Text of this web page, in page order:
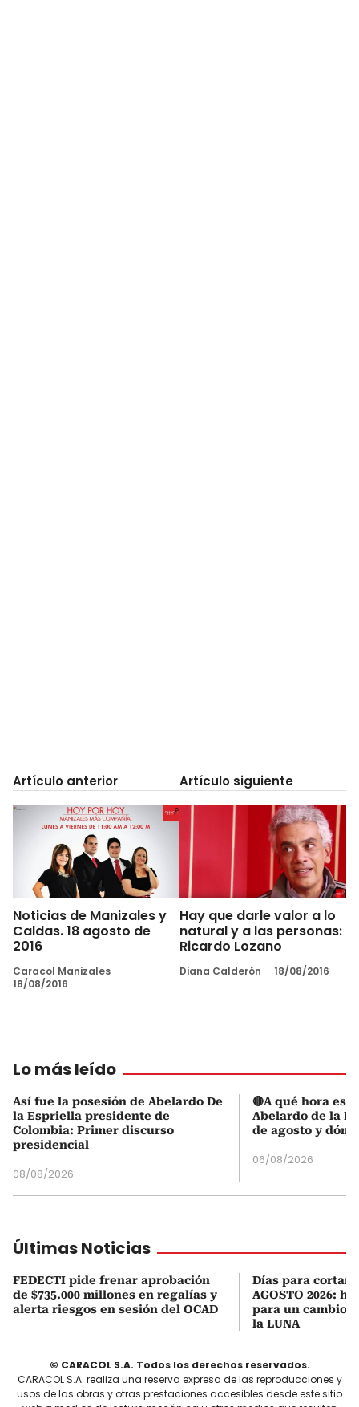
Artículo anterior
Noticias de Manizales y
Caldas. 18 agosto de
2016
Caracol Manizales
18/08/2016
Artículo siguiente
Hay que darle valor a lo
natural y a las personas:
Ricardo Lozano
Diana Calderón 18/08/2016
Lo más leído
Así fue la posesión de Abelardo De
la Espriella presidente de
Colombia: Primer discurso
presidencial
08/08/2026
🔴A qué hora es
Abelardo de la
de agosto y
06/08/2026
Últimas Noticias
FEDECTI pide frenar aprobación
de $735.000 millones en regalías y
alerta riesgos en sesión del OCAD
Días para
AGOSTO 2026:
para un cambio
la LUNA
© CARACOL S.A. Todos los derechos reservados.
CARACOL S.A. realiza una reserva expresa de las reproducciones y
usos de las obras y otras prestaciones accesibles desde este sitio